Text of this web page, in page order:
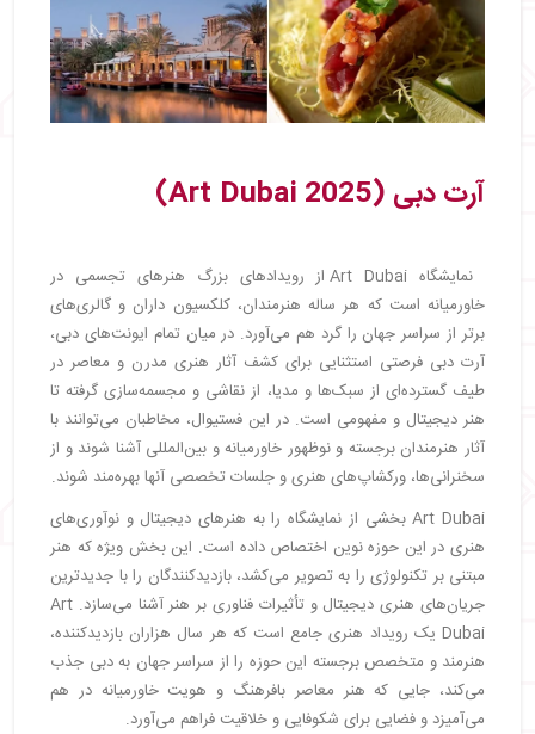
آرت دبی (Art Dubai 2025)
نمایشگاه Art Dubai از رویدادهای بزرگ هنرهای تجسمی در
خاورمیانه است که هر ساله هنرمندان، کلکسیون داران و گالری‌های
برتر از سراسر جهان را گرد هم می‌آورد. در میان تمام ایونت‌های دبی،
آرت دبی فرصتی استثنایی برای کشف آثار هنری مدرن و معاصر در
طیف گسترده‌ای از سبک‌ها و مدیا، از نقاشی و مجسمه‌سازی گرفته تا
هنر دیجیتال و مفهومی است. در این فستیوال، مخاطبان می‌توانند با
آثار هنرمندان برجسته و نوظهور خاورمیانه و بین‌المللی آشنا شوند و از
سخنرانی‌ها، ورکشاپ‌های هنری و جلسات تخصصی آنها بهره‌مند شوند.
Art Dubai بخشی از نمایشگاه را به هنرهای دیجیتال و نوآوری‌های
هنری در این حوزه نوین اختصاص داده است. این بخش ویژه که هنر
مبتنی بر تکنولوژی را به تصویر می‌کشد، بازدیدکنندگان را با جدیدترین
جریان‌های هنری دیجیتال و تأثیرات فناوری بر هنر آشنا می‌سازد. Art
Dubai یک رویداد هنری جامع است که هر سال هزاران بازدیدکننده،
هنرمند و متخصص برجسته این حوزه را از سراسر جهان به دبی جذب
می‌کند، جایی که هنر معاصر بافرهنگ و هویت خاورمیانه در هم
می‌آمیزد و فضایی برای شکوفایی و خلاقیت فراهم می‌آورد.